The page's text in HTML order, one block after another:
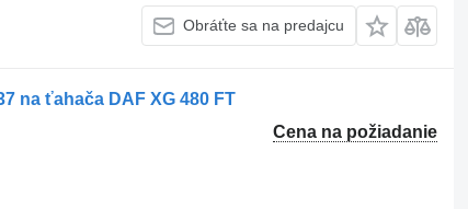
Obráťte sa na predajcu
na ťahača DAF XG 480 FT
Cena na požiadanie